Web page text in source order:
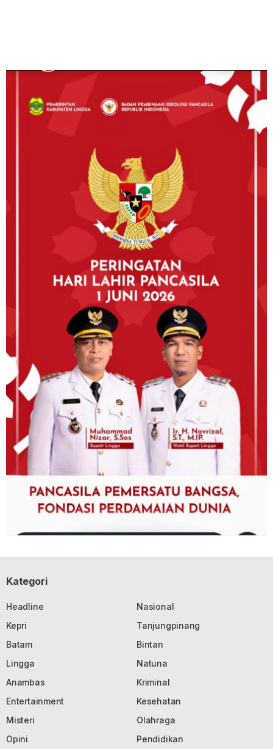
Kategori
Headline
Nasional
Kepri
Tanjungpinang
Batam
Bintan
Lingga
Natuna
Anambas
Kriminal
Entertainment
Kesehatan
Misteri
Olahraga
Opini
Pendidikan